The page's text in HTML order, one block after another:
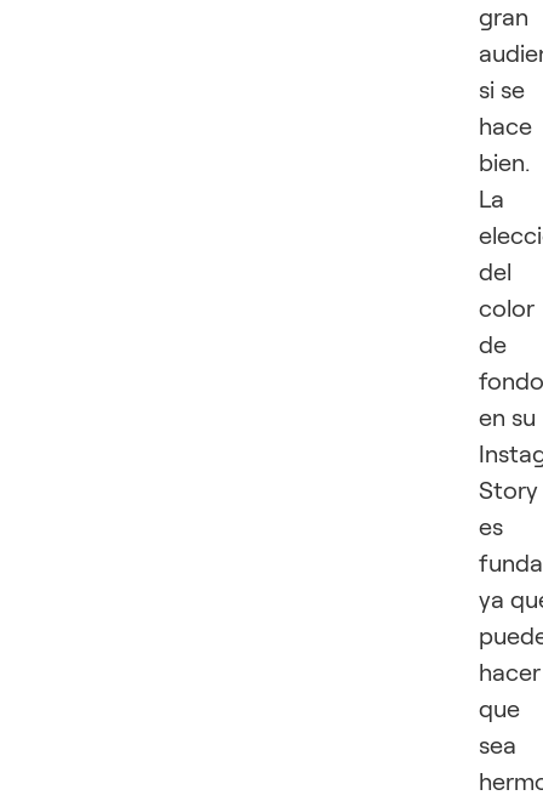
gran
si se
hace
bien.
La
del
color
de
fondo
en su
Story
es
ya
hacer
que
sea